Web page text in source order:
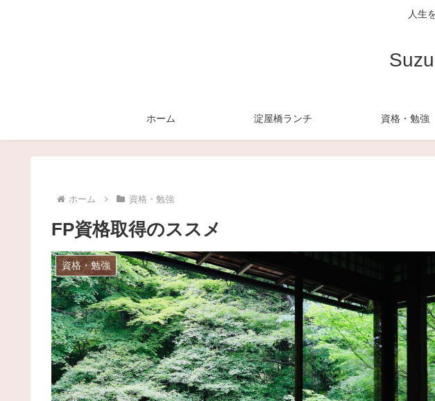
人生
ホーム 淀屋橋ランチ 資格・勉強
ホーム 資格・勉強
FP資格取得のススメ
資格・勉強